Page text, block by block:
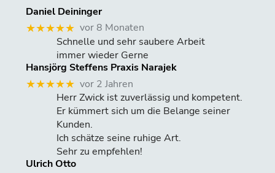
Daniel Deininger
★★★★★ vor 8 Monaten
Schnelle und sehr saubere Arbeit
immer wieder Gerne
Hansjörg Steffens Praxis Narajek
★★★★★ vor 2 Jahren
Herr Zwick ist zuverlässig und kompetent.
Er kümmert sich um die Belange seiner
Kunden.
Ich schätze seine ruhige Art.
Sehr zu empfehlen!
Ulrich Otto